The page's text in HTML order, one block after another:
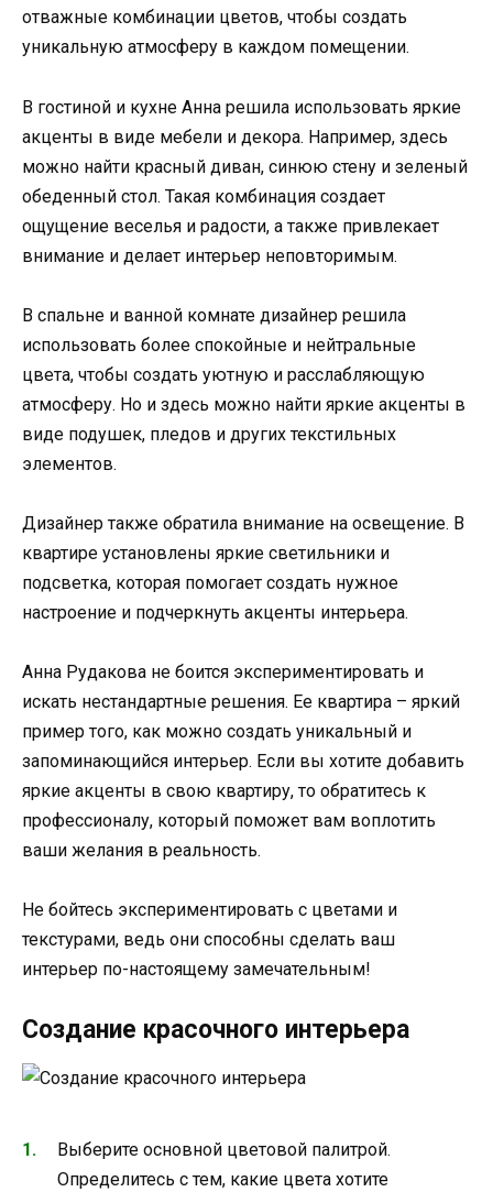
отважные комбинации цветов, чтобы создать
уникальную атмосферу в каждом помещении.
В гостиной и кухне Анна решила использовать яркие
акценты в виде мебели и декора. Например, здесь
можно найти красный диван, синюю стену и зеленый
обеденный стол. Такая комбинация создает
ощущение веселья и радости, а также привлекает
внимание и делает интерьер неповторимым.
В спальне и ванной комнате дизайнер решила
использовать более спокойные и нейтральные
цвета, чтобы создать уютную и расслабляющую
атмосферу. Но и здесь можно найти яркие акценты в
виде подушек, пледов и других текстильных
элементов.
Дизайнер также обратила внимание на освещение. В
квартире установлены яркие светильники и
подсветка, которая помогает создать нужное
настроение и подчеркнуть акценты интерьера.
Анна Рудакова не боится экспериментировать и
искать нестандартные решения. Ее квартира – яркий
пример того, как можно создать уникальный и
запоминающийся интерьер. Если вы хотите добавить
яркие акценты в свою квартиру, то обратитесь к
профессионалу, который поможет вам воплотить
ваши желания в реальность.
Не бойтесь экспериментировать с цветами и
текстурами, ведь они способны сделать ваш
интерьер по-настоящему замечательным!
Создание красочного интерьера
Выберите основной цветовой палитрой.
Определитесь с тем, какие цвета хотите